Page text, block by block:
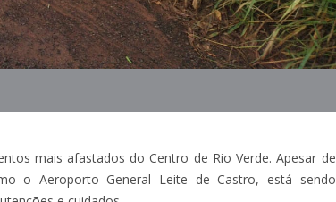
mais afastados do Centro de Rio Verde. Apesar de
o Aeroporto General Leite de Castro, está sendo